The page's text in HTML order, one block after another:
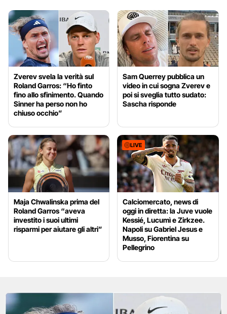
Zverev svela la verità sul
Roland Garros: “Ho finto
fino allo sfinimento. Quando
Sinner ha perso non ho
chiuso occhio”
Sam Querrey pubblica un
video in cui sogna Zverev e
poi si sveglia tutto sudato:
Sascha risponde
Maja Chwalinska prima del
Roland Garros “aveva
investito i suoi ultimi
risparmi per aiutare gli altri”
LIVE
Calciomercato, news di
oggi in diretta: la Juve vuole
Kessié, Lucumì e Zirkzee.
Napoli su Gabriel Jesus e
Musso, Fiorentina su
Pellegrino